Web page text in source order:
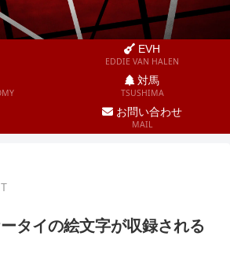
EVH
EDDIE VAN HALEN
対馬
TSUSHIMA
お問い合わせ
MAIL
タイの絵文字が収録される